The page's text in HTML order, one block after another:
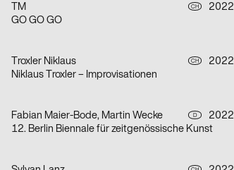
TM CH
2022
GO GO GO
Troxler Niklaus CH
2022
Niklaus Troxler – Improvisationen
Fabian Maier-Bode, Martin Wecke D
2022
12. Berlin Biennale für zeitgenössische Kunst